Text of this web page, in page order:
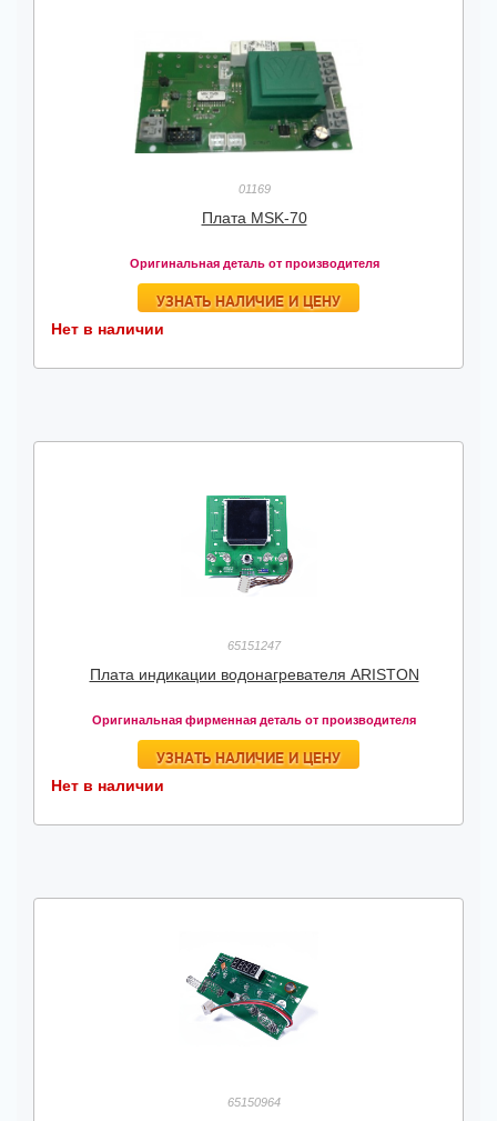
01169
Плата MSK-70
Оригинальная деталь от производителя
УЗНАТЬ НАЛИЧИЕ И ЦЕНУ
Нет в наличии
65151247
Плата индикации водонагревателя ARISTON
Оригинальная фирменная деталь от производителя
УЗНАТЬ НАЛИЧИЕ И ЦЕНУ
Нет в наличии
65150964